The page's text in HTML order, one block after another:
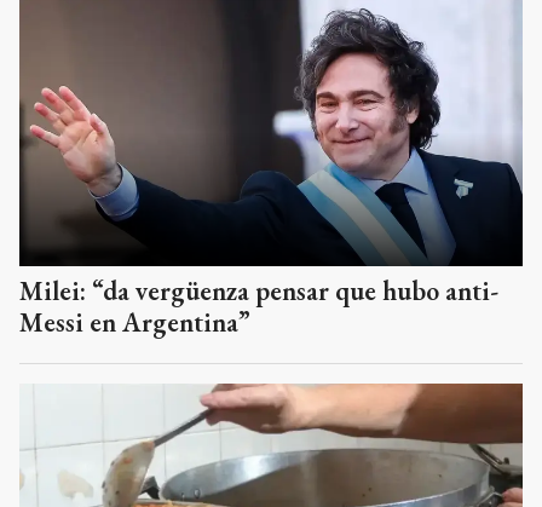
Milei: “da vergüenza pensar que hubo anti-
Messi en Argentina”